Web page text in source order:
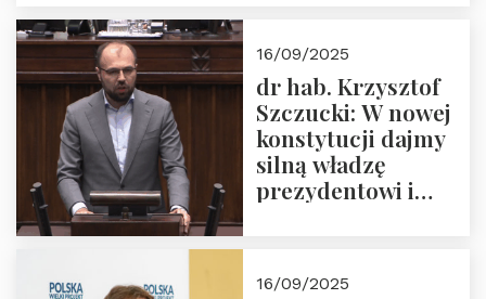
16/09/2025
dr hab. Krzysztof
Szczucki: W nowej
konstytucji dajmy
silną władzę
prezydentowi i
16/09/2025